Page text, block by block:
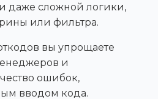
даже сложной логики,
или фильтра.
вы упрощаете
и
ошибок,
вводом кода.